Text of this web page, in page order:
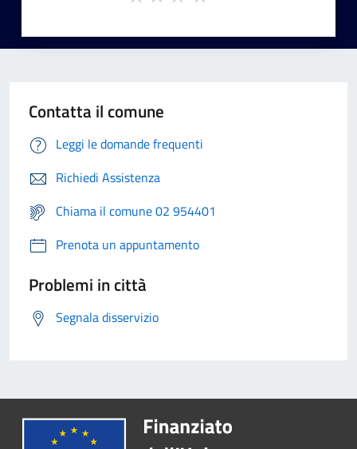
Contatta il comune
Leggi le domande frequenti
Richiedi Assistenza
Chiama il comune 02 954401
Prenota un appuntamento
Problemi in città
Segnala disservizio